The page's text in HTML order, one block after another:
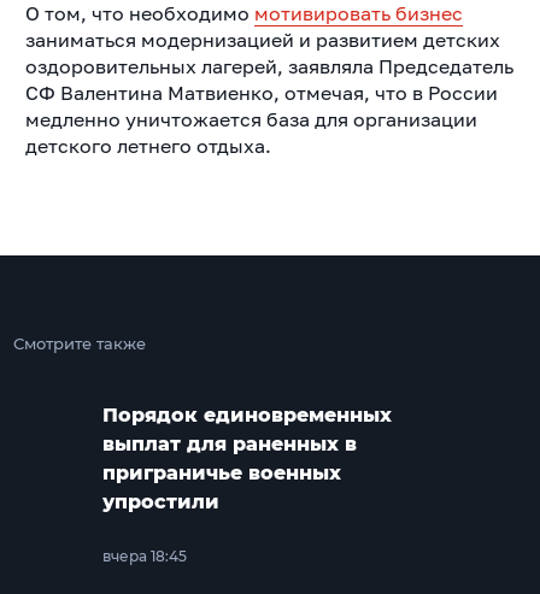
О том, что необходимо мотивировать бизнес
заниматься модернизацией и развитием детских
оздоровительных лагерей, заявляла Председатель
СФ Валентина Матвиенко, отмечая, что в России
медленно уничтожается база для организации
детского летнего отдыха.
Смотрите также
Порядок единовременных
выплат для раненных в
приграничье военных
упростили
вчера 18:45